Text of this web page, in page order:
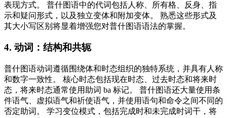
表现方式。 普什图语中的代词包括人称、所有格、反身、指
示和疑问形式，以及独立变体和附加变体。 熟悉这些形式及
其大小写区别将显着增强您对普什图语语法的掌握。
4. 动词：结构和共轭
普什图语动词遵循围绕体和时态组织的独特系统，并具有人称
和数字一致性。 核心时态包括现在时态、过去时态和将来时
态，将来时态通常使用助词 ba 标记。 普什图语还大量使用条
件语气、虚拟语气和祈使语气，并使用语句和命令之间不同的
否定助词。 学习变位模式，包括完成时和未完成时词干，将